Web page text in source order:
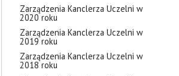
Zarządzenia Kanclerza Uczelni w
2020 roku
Zarządzenia Kanclerza Uczelni w
2019 roku
Zarządzenia Kanclerza Uczelni w
2018 roku